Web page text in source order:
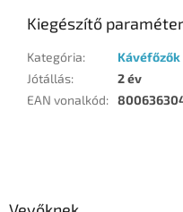
Kiegészítő
Kategória:
Kávéfőzők
Jótállás:
2 év
EAN vonalkód: